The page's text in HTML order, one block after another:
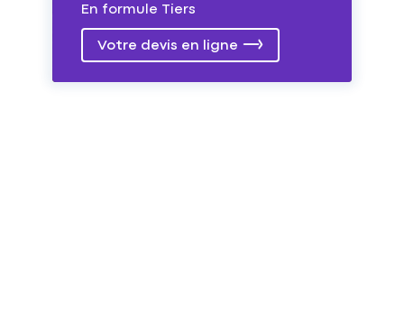
En formule Tiers
Votre devis en ligne